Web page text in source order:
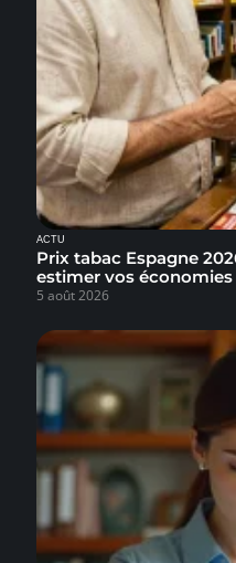
ACTU
Prix tabac Espagne
estimer vos économies
5 août 2026